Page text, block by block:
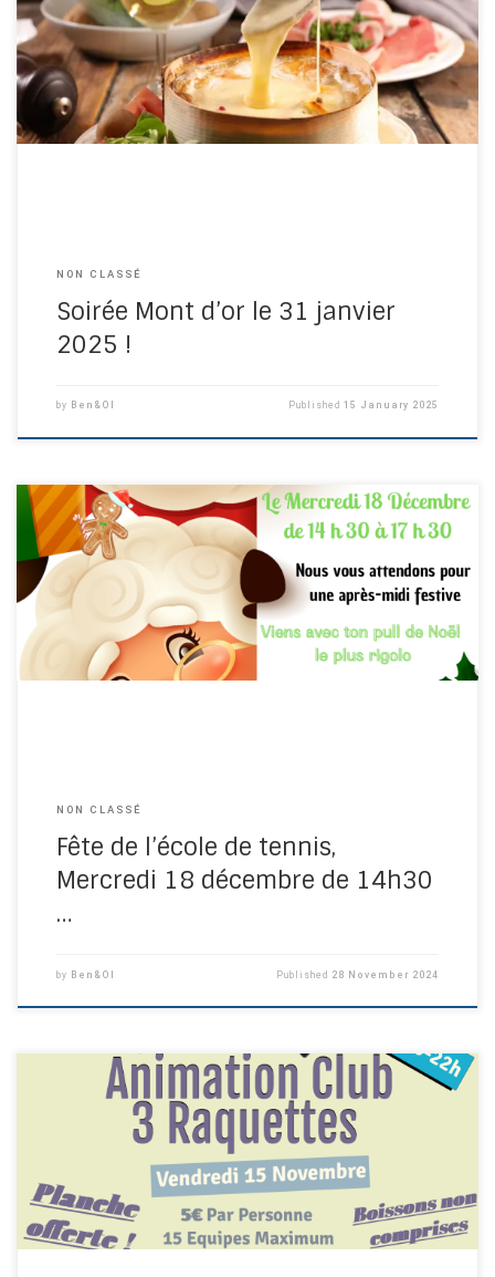
Pour un vrai moment de convivialité et de bonne humeur,
inscrivez vous à la soirée Mont d’Or au TCW le 31 janvier 2025.
Que vous soyez seul ou accompagné, venez partager un
moment chaleureux avec nous !
NON CLASSÉ
Soirée Mont d’or le 31 janvier
2025 !
by Ben&Ol Published15 January 2025
NON CLASSÉ
Fête de l’école de tennis,
Mercredi 18 décembre de 14h30
…
by Ben&Ol Published 28 November 2024